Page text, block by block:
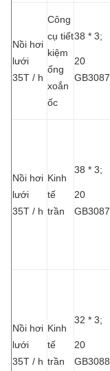
Nồi hơi
lưới
35T / h
Công
cụ tiết
kiệm
ống
xoắn
ốc
38 * 3;
20
GB3087
Nồi hơi
lưới
35T / h
Kinh
tế
trần
38 * 3;
20
GB3087
Nồi hơi
lưới
35T / h
Kinh
tế
trần
32 * 3;
20
GB3088